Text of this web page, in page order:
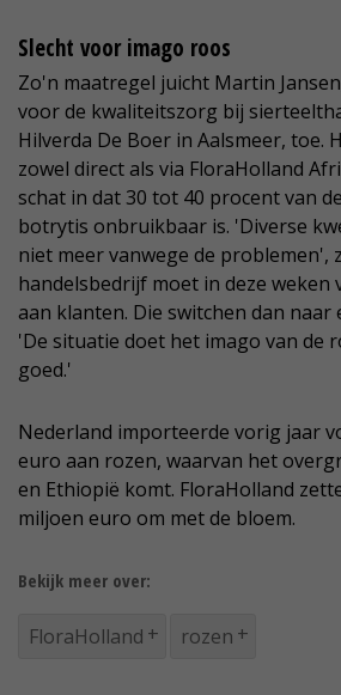
Slecht voor imago roos
Zo'n maatregel juicht Martin
voor de kwaliteitszorg bij
Hilverda De Boer in Aalsmeer, toe.
zowel direct als via FloraHolland
schat in dat 30 tot 40 procent van
botrytis onbruikbaar is. 'Diverse
niet meer vanwege de problemen',
handelsbedrijf moet in deze weken
aan klanten. Die switchen dan naar
'De situatie doet het imago van de
goed.'
Nederland importeerde vorig jaar
euro aan rozen, waarvan het
en Ethiopië komt. FloraHolland
miljoen euro om met de bloem.
Bekijk meer over:
FloraHolland rozen